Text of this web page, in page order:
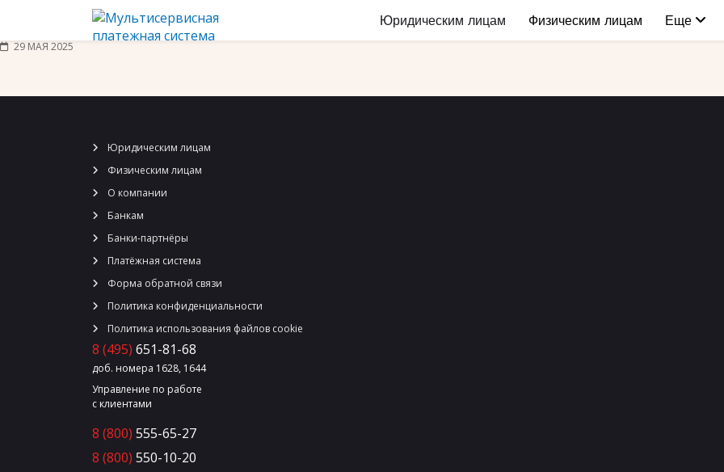
Юридическим лицам Физическим лицам Еще
29 МАЯ 2025
Юридическим лицам
Физическим лицам
О компании
Банкам
Банки-партнёры
Платёжная система
Форма обратной связи
Политика конфиденциальности
Политика использования файлов cookie
8 (495) 651-81-68
доб. номера 1628, 1644
Управление по работе
с клиентами
8 (800) 555-65-27
8 (800) 550-10-20